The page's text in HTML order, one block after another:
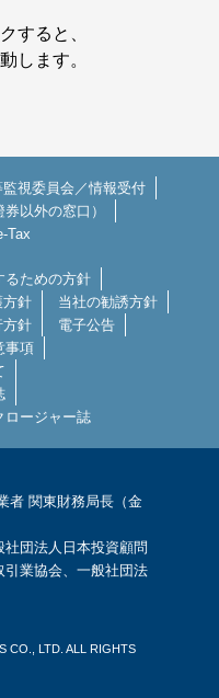
ご注意くださ
動産AI査定価
システム上の
合がございま
上、最大1日
もございま
属、FX、
です。更新に
かかることが
すると、
します。
視委員会／情報受付
以外の窓口）
Tax
るための方針
方針
当社の勧誘方針
方針
電子公告
事項
ロージャー誌
者 関東財務局長（金
団法人日本投資顧問
業協会、一般社団法
CO., LTD. ALL RIGHTS